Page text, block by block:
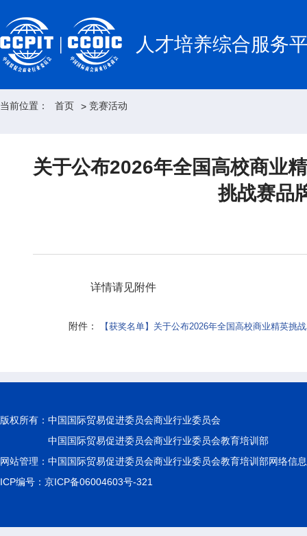
人才培养综合服务
当前位置： 首页 > 竞赛活动
关于公布2026年全国高校商业
挑战赛品
详情请见附件
附件： 【获奖名单】关于公布2026年全国高校商业精英
版权所有： 中国国际贸易促进委员会商业行业委员会
中国国际贸易促进委员会商业行业委员会教育培训部
网站管理：中国国际贸易促进委员会商业行业委员会教育培训部网络信
ICP编号：京ICP备06004603号-321